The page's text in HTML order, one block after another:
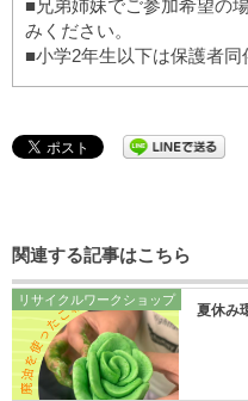
■兄弟姉妹でご参加希望の
みください。
■小学2年生以下は保護者同
関連する記事はこちら
リサイクルワークショップ
夏休み